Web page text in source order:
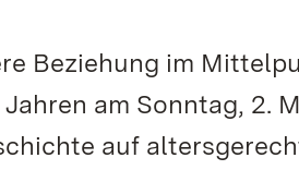
Beziehung im
am Sonntag, 2.
auf